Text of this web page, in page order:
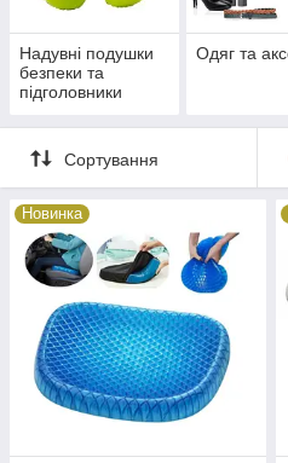
Надувні подушки
безпеки та
підголовники
Одяг та
Сортування
Новинка